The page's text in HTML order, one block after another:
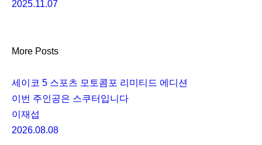
2025.11.07
More Posts
세이코 5 스포츠 모토콤포 리미티드 에디션
이번 주인공은 스쿠터입니다
이재섭
2026.08.08